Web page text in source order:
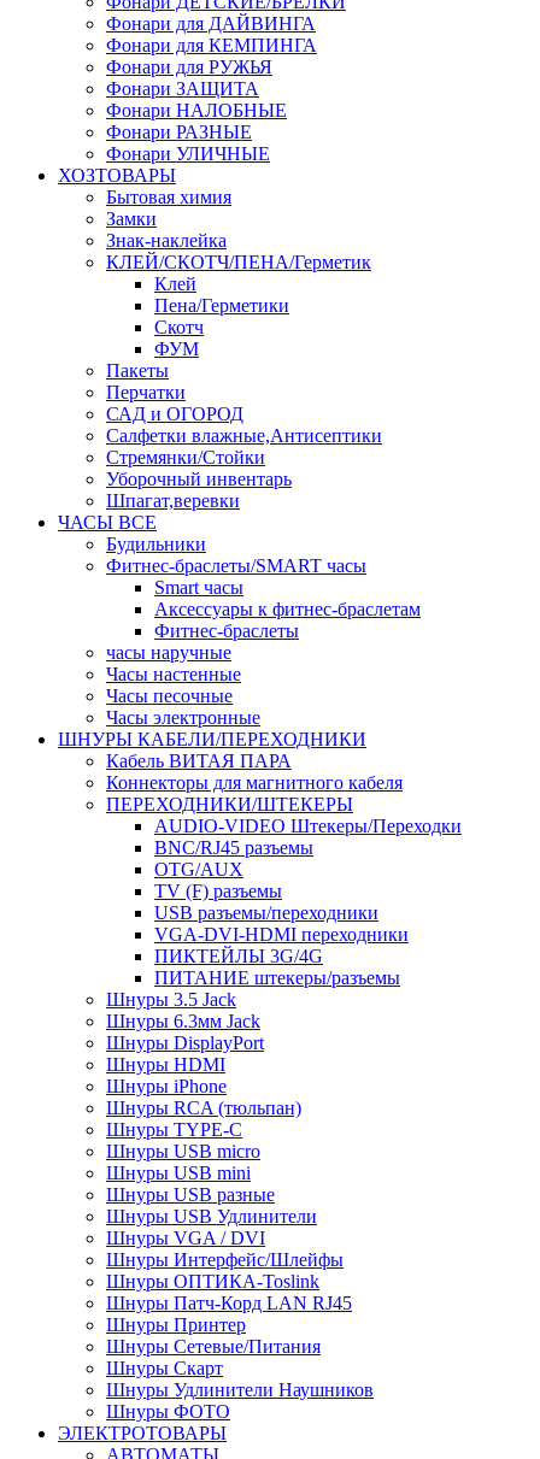
Фонари для ДАЙВИНГА
Фонари для КЕМПИНГА
Фонари для РУЖЬЯ
Фонари ЗАЩИТА
Фонари НАЛОБНЫЕ
Фонари РАЗНЫЕ
Фонари УЛИЧНЫЕ
ХОЗТОВАРЫ
Бытовая химия
Замки
Знак-наклейка
КЛЕЙ/СКОТЧ/ПЕНА/Герметик
Клей
Пена/Герметики
Скотч
ФУМ
Пакеты
Перчатки
САД и ОГОРОД
Салфетки влажные,Антисептики
Стремянки/Стойки
Уборочный инвентарь
Шпагат,веревки
ЧАСЫ ВСЕ
Будильники
Фитнес-браслеты/SMART часы
Smart часы
Аксессуары к фитнес-браслетам
Фитнес-браслеты
часы наручные
Часы настенные
Часы песочные
Часы электронные
ШНУРЫ КАБЕЛИ/ПЕРЕХОДНИКИ
Кабель ВИТАЯ ПАРА
Коннекторы для магнитного кабеля
ПЕРЕХОДНИКИ/ШТЕКЕРЫ
AUDIO-VIDEO Штекеры/Переходки
BNC/RJ45 разъемы
OTG/AUX
TV (F) разъемы
USB разъемы/переходники
VGA-DVI-HDMI переходники
ПИКТЕЙЛЫ 3G/4G
ПИТАНИЕ штекеры/разъемы
Шнуры 3.5 Jack
Шнуры 6.3мм Jack
Шнуры DisplayPort
Шнуры HDMI
Шнуры iPhone
Шнуры RCA (тюльпан)
Шнуры TYPE-C
Шнуры USB micro
Шнуры USB mini
Шнуры USB разные
Шнуры USB Удлинители
Шнуры VGA / DVI
Шнуры Интерфейс/Шлейфы
Шнуры ОПТИКА-Toslink
Шнуры Патч-Корд LAN RJ45
Шнуры Принтер
Шнуры Сетевые/Питания
Шнуры Скарт
Шнуры Удлинители Наушников
Шнуры ФОТО
ЭЛЕКТРОТОВАРЫ
АВТОМАТЫ